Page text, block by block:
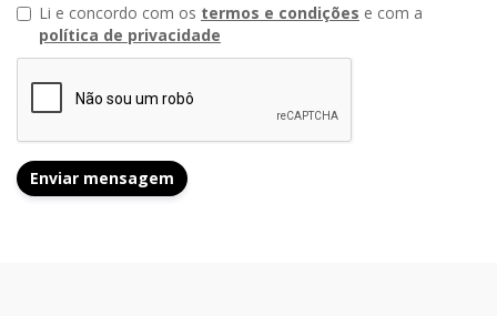
Li e concordo com os termos e condições e com a
política de privacidade
Enviar mensagem